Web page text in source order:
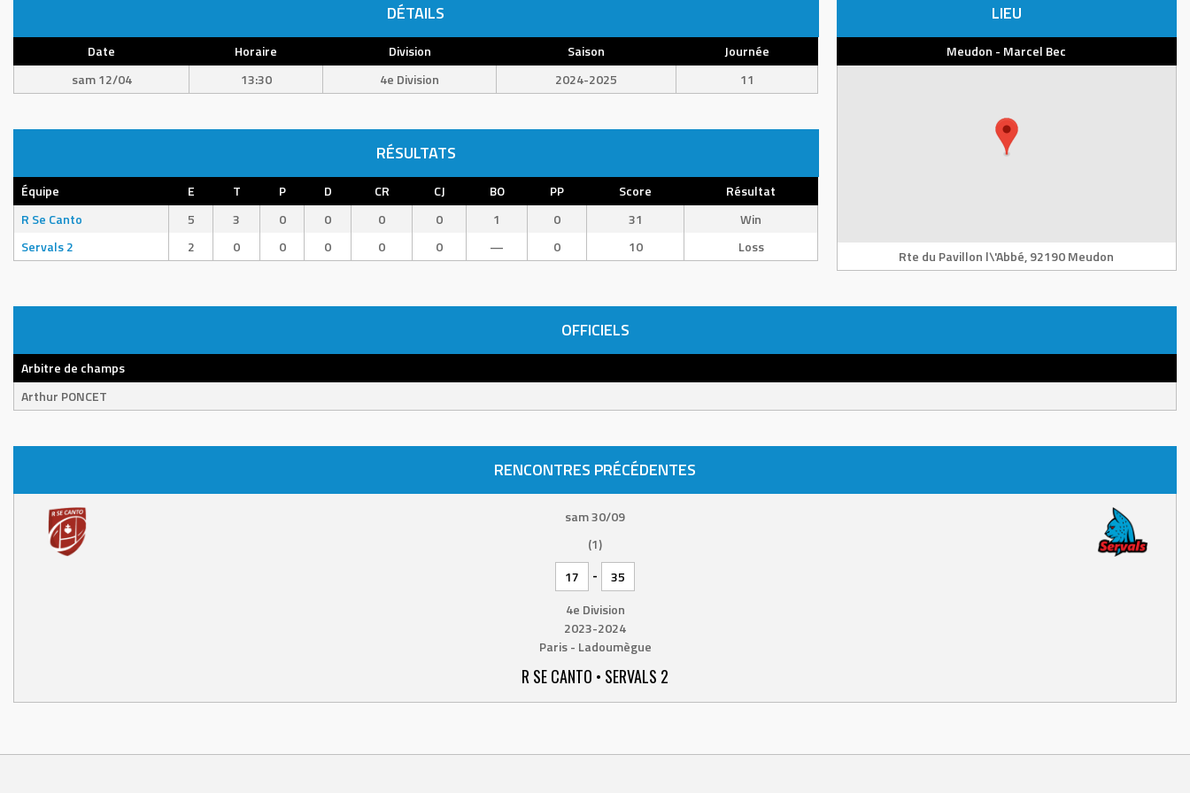
DÉTAILS
Date Horaire Division Saison
Journée
sam 12/04
13:30 4e Division 2024-2025 11
LIEU
Meudon - Marcel Bec
Rte du Pavillon l\'Abbé, 92190 Meudon
RÉSULTATS
Équipe E T P D CR CJ BO PP Score
Résultat
R Se Canto
5 3 0 0 0 0 1 0 31
Win
Servals 2
2 0 0 0 0 0 — 0 10 Loss
OFFICIELS
Arbitre de champs
Arthur PONCET
RENCONTRES PRÉCÉDENTES
sam 30/09
(1)
17
-
35
4e Division
2023-2024
Paris - Ladoumègue
R SE CANTO • SERVALS 2